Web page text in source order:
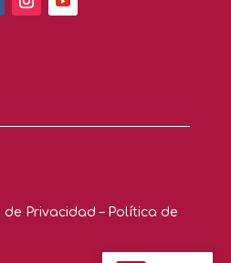
de Privacidad – Política de